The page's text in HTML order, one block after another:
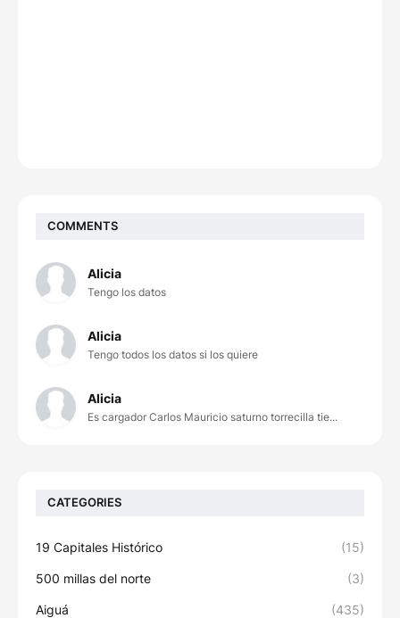
COMMENTS
Alicia
Tengo los datos
Alicia
Tengo todos los datos si los quiere
Alicia
Es cargador Carlos Mauricio saturno torrecilla tie...
CATEGORIES
19 Capitales Histórico (15)
500 millas del norte (3)
Aiguá (435)